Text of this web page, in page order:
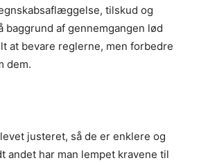
tilskud og
baggrund af gennemgangen lød
at bevare reglerne, men forbedre
dem.
justeret, så de er enklere og
andet har man lempet kravene til